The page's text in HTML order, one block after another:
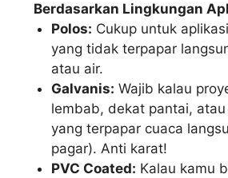
Berdasarkan Lingkungan
Polos: Cukup untuk
yang tidak terpapar
atau air.
Galvanis: Wajib kalau
lembab, dekat pantai,
yang terpapar cuaca
pagar). Anti karat!
PVC Coated: Kalau kamu